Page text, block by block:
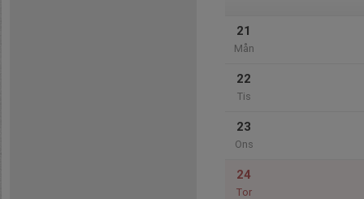
21
Mån
22
Tis
23
Ons
24
Tor